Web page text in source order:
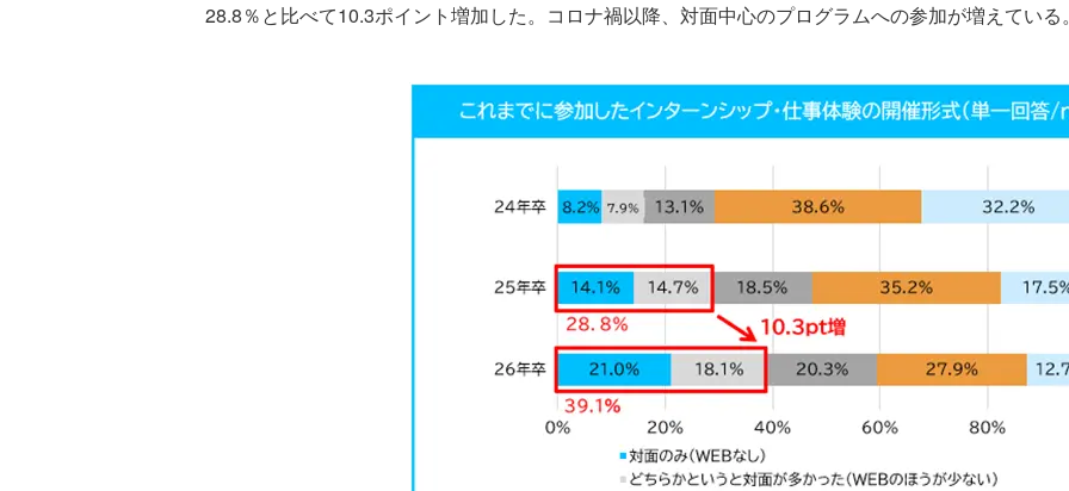
28.8％と比べて10.3ポイント増加した。コロナ禍以降、対面中心のプログラムへの参加が増えている。